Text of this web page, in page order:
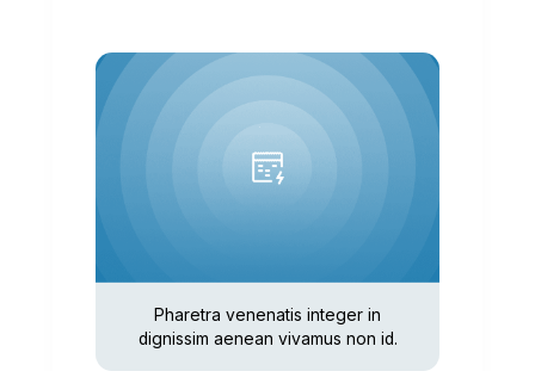
Pharetra venenatis integer in
dignissim aenean vivamus non id.